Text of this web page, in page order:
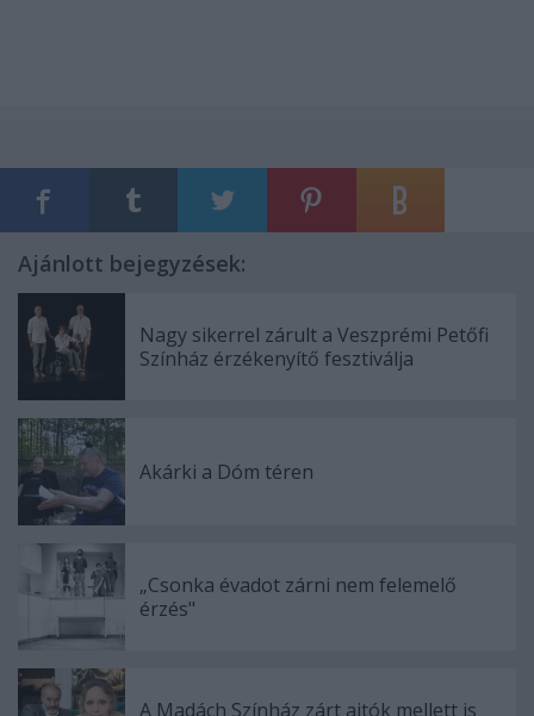
Ajánlott bejegyzések:
Nagy sikerrel zárult a Veszprémi Petőfi
Színház érzékenyítő fesztiválja
Akárki a Dóm téren
„Csonka évadot zárni nem felemelő
érzés"
A Madách Színház zárt ajtók mellett is